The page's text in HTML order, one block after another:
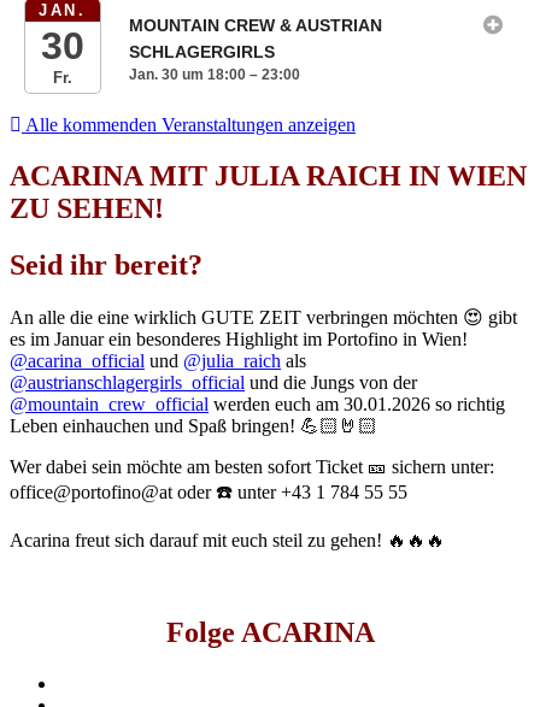
JAN.
30
Fr.
MOUNTAIN CREW & AUSTRIAN
SCHLAGERGIRLS
Jan. 30 um 18:00 – 23:00
Alle kommenden Veranstaltungen anzeigen
ACARINA MIT JULIA RAICH IN WIEN
ZU SEHEN!
Seid ihr bereit?
An alle die eine wirklich GUTE ZEIT verbringen möchten 😍 gibt
es im Januar ein besonderes Highlight im Portofino in Wien!
@acarina_official und @julia_raich als
@austrianschlagergirls_official und die Jungs von der
@mountain_crew_official werden euch am 30.01.2026 so richtig
Leben einhauchen und Spaß bringen! 💪🏻🤘🏻
Wer dabei sein möchte am besten sofort Ticket 🎫 sichern unter:
office@portofino@at oder ☎️ unter +43 1 784 55 55
Acarina freut sich darauf mit euch steil zu gehen! 🔥🔥🔥
Folge ACARINA